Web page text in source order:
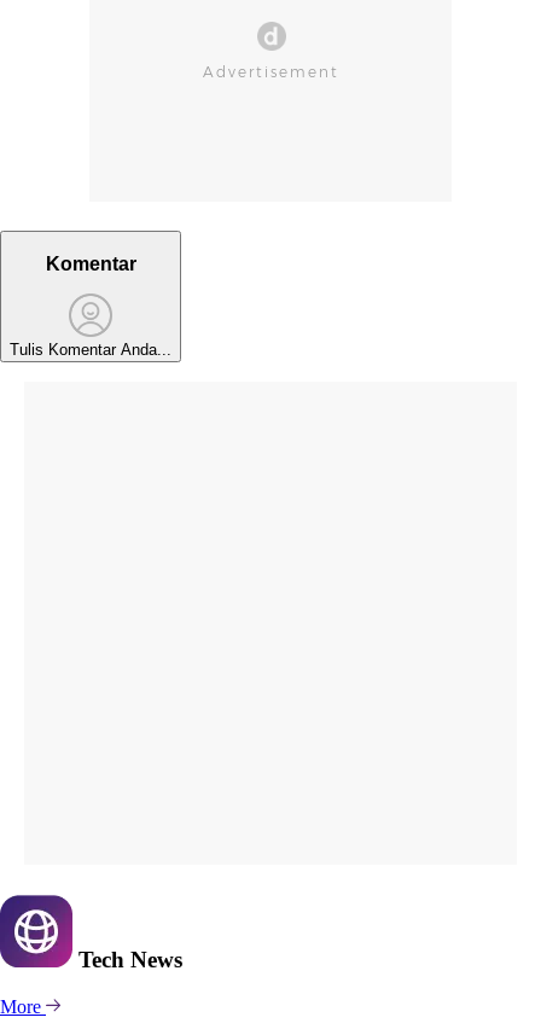
Komentar
Tulis Komentar Anda...
Tech News
More